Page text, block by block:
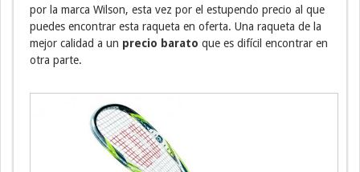
por la marca Wilson, esta vez por el estupendo precio al que
puedes encontrar esta raqueta en oferta. Una raqueta de la
mejor calidad a un precio barato que es difícil encontrar en
otra parte.